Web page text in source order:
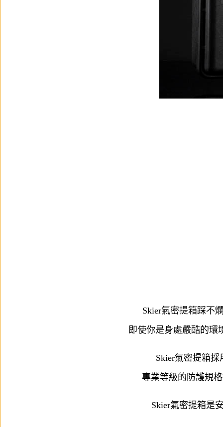
Skier氣密提箱踩不
即使你是身處嚴酷的環
Skier氣密提箱
專業等級的防護規
Skier氣密提箱是